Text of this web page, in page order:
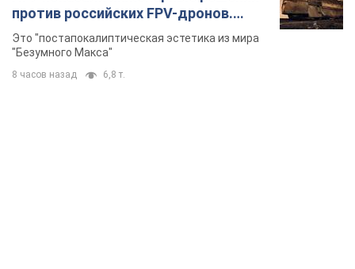
против российских FPV-дронов.
Фото
Это "постапокалиптическая эстетика из мира
"Безумного Макса"
8 часов назад 6,8 т.